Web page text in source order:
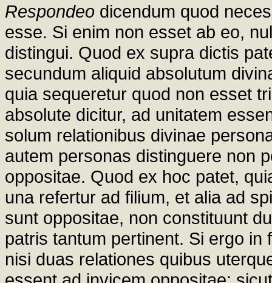
Respondeo dicendum quod
esse. Si enim non esset ab eo,
distingui. Quod ex supra dictis
secundum aliquid absolutum
quia sequeretur quod non esset
absolute dicitur, ad unitatem
solum relationibus divinae
autem personas distinguere non
oppositae. Quod ex hoc patet,
una refertur ad filium, et alia ad
sunt oppositae, non constituunt
patris tantum pertinent. Si ergo
nisi duas relationes quibus